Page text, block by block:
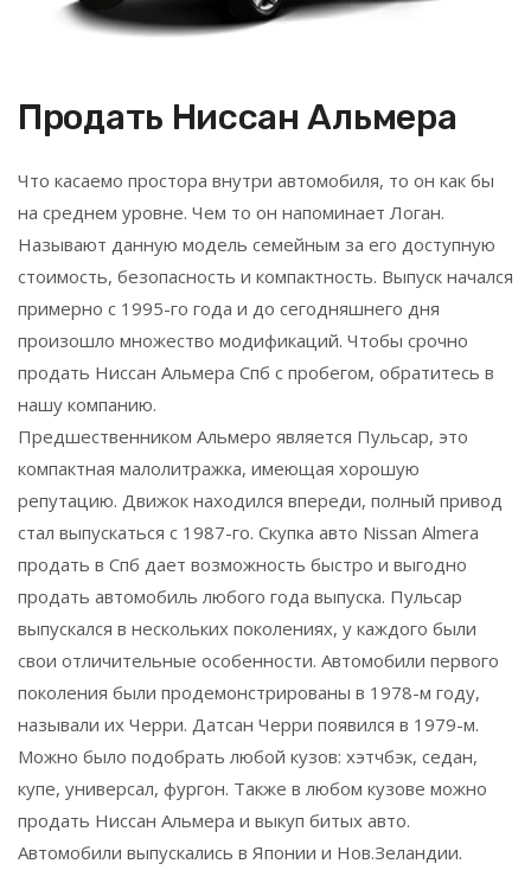
Продать Ниссан Альмера
Что касаемо простора внутри автомобиля, то он как бы
на среднем уровне. Чем то он напоминает Логан.
Называют данную модель семейным за его доступную
стоимость, безопасность и компактность. Выпуск начался
примерно с 1995-го года и до сегодняшнего дня
произошло множество модификаций. Чтобы срочно
продать Ниссан Альмера Спб с пробегом, обратитесь в
нашу компанию.
Предшественником Альмеро является Пульсар, это
компактная малолитражка, имеющая хорошую
репутацию. Движок находился впереди, полный привод
стал выпускаться с 1987-го. Скупка авто Nissan Almera
продать в Спб дает возможность быстро и выгодно
продать автомобиль любого года выпуска. Пульсар
выпускался в нескольких поколениях, у каждого были
свои отличительные особенности. Автомобили первого
поколения были продемонстрированы в 1978-м году,
называли их Черри. Датсан Черри появился в 1979-м.
Можно было подобрать любой кузов: хэтчбэк, седан,
купе, универсал, фургон. Также в любом кузове можно
продать Ниссан Альмера и выкуп битых авто.
Автомобили выпускались в Японии и Нов.Зеландии.